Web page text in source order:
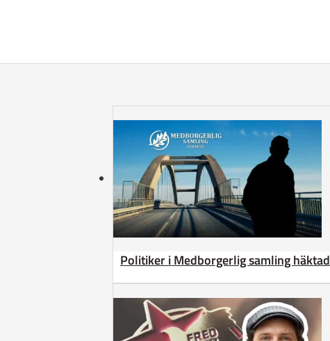
Politiker i Medborgerlig samling